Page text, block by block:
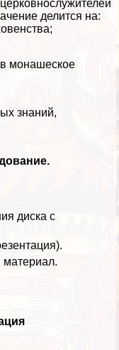
делится на:
монашеское
знаний,
диска с